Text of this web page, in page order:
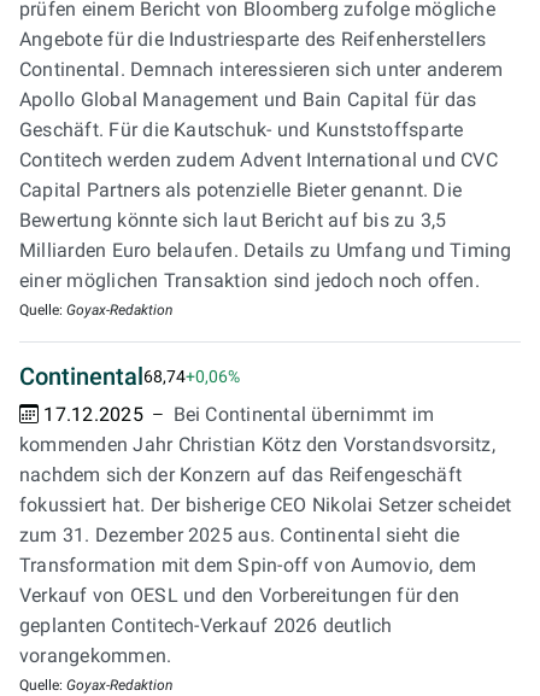
prüfen einem Bericht von Bloomberg zufolge mögliche
Angebote für die Industriesparte des Reifenherstellers
Continental. Demnach interessieren sich unter anderem
Apollo Global Management und Bain Capital für das
Geschäft. Für die Kautschuk- und Kunststoffsparte
Contitech werden zudem Advent International und CVC
Capital Partners als potenzielle Bieter genannt. Die
Bewertung könnte sich laut Bericht auf bis zu 3,5
Milliarden Euro belaufen. Details zu Umfang und Timing
einer möglichen Transaktion sind jedoch noch offen.
Quelle: Goyax-Redaktion
Continental68,74+0,06%
17.12.2025
Bei Continental übernimmt im
kommenden Jahr Christian Kötz den Vorstandsvorsitz,
nachdem sich der Konzern auf das Reifengeschäft
fokussiert hat. Der bisherige CEO Nikolai Setzer scheidet
zum 31. Dezember 2025 aus. Continental sieht die
Transformation mit dem Spin-off von Aumovio, dem
Verkauf von OESL und den Vorbereitungen für den
geplanten Contitech-Verkauf 2026 deutlich
vorangekommen.
Quelle: Goyax-Redaktion